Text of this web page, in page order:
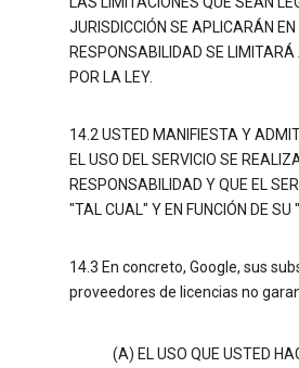
JURISDICCIÓN SE APLICARÁN
RESPONSABILIDAD SE
POR LA LEY.
14.2 USTED MANIFIESTA Y
EL USO DEL SERVICIO SE
RESPONSABILIDAD Y QUE EL
"TAL CUAL" Y EN FUNCIÓN DE SU
14.3 En concreto, Google, sus
proveedores de licencias no
(A) EL USO QUE USTED